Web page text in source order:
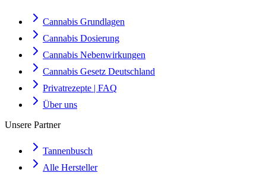
Cannabis Grundlagen
Cannabis Dosierung
Cannabis Nebenwirkungen
Cannabis Gesetz Deutschland
Privatrezepte | FAQ
Über uns
Unsere Partner
Tannenbusch
Alle Hersteller